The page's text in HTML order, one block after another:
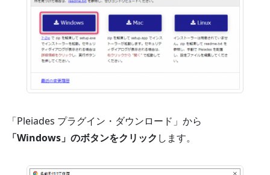
「Pleiades プラグイン・ダウンロード」から
「Windows」のボタンをクリック します。